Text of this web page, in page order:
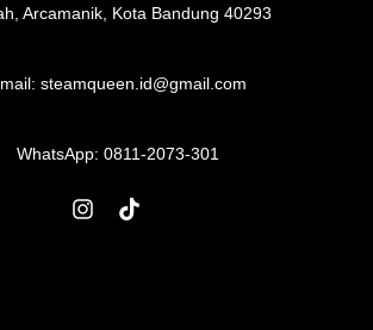
Arcamanik, Kota Bandung 40293
steamqueen.id@gmail.com
WhatsApp: 0811-2073-301